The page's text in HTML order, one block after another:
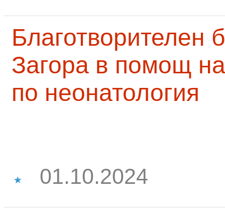
Благотворителен
Загора в помощ
по неонатология
01.10.2024